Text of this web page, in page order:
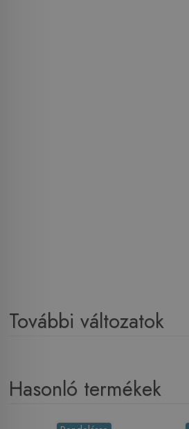
További változatok
Hasonló termékek